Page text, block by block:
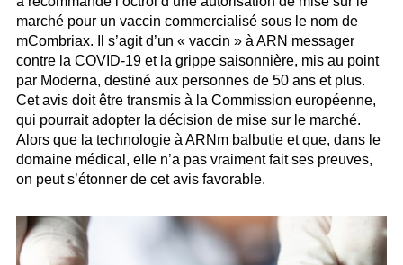
marché pour un vaccin commercialisé sous le nom de
mCombriax. Il s’agit d’un « vaccin » à ARN messager
contre la COVID-19 et la grippe saisonnière, mis au point
par Moderna, destiné aux personnes de 50 ans et plus.
Cet avis doit être transmis à la Commission européenne,
qui pourrait adopter la décision de mise sur le marché.
Alors que la technologie à ARNm balbutie et que, dans le
domaine médical, elle n’a pas vraiment fait ses preuves,
on peut s’étonner de cet avis favorable.